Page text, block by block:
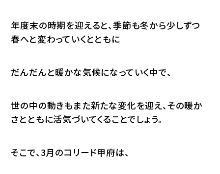
年度末の時期を迎えると、季節も冬から少しずつ
春へと変わっていくとともに
だんだんと暖かな気候になっていく中で、
世の中の動きもまた新たな変化を迎え、その暖か
さとともに活気づいてくることでしょう。
そこで、3月のコリード甲府は、